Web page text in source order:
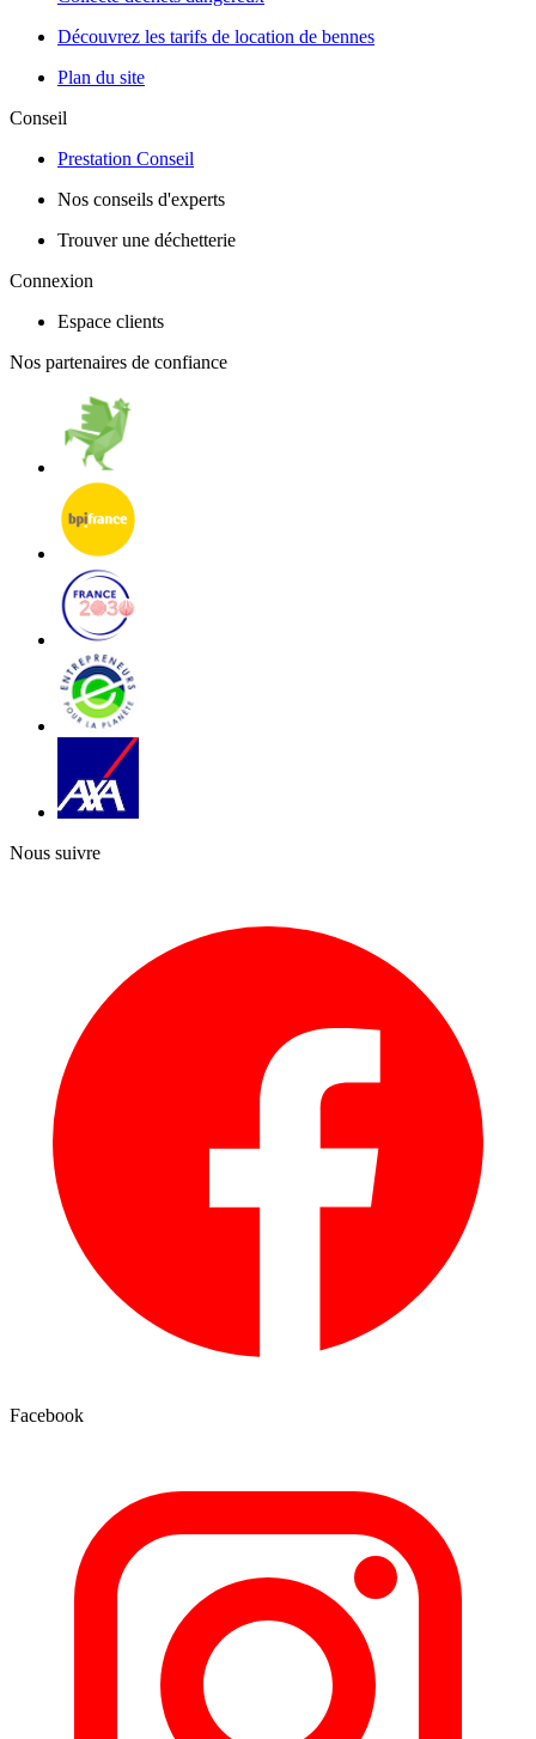
Découvrez les tarifs de location de bennes
Plan du site
Conseil
Prestation Conseil
Nos conseils d'experts
Trouver une déchetterie
Connexion
Espace clients
Nos partenaires de confiance
Nous suivre
Facebook